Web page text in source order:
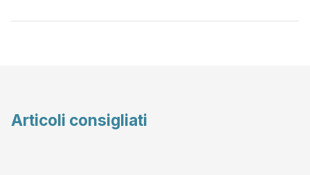
Articoli consigliati